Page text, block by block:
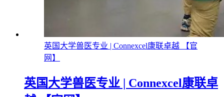
英国大学兽医专业 | Connexcel康联卓越 【官
网】
英国大学兽医专业 | Connexcel康联卓